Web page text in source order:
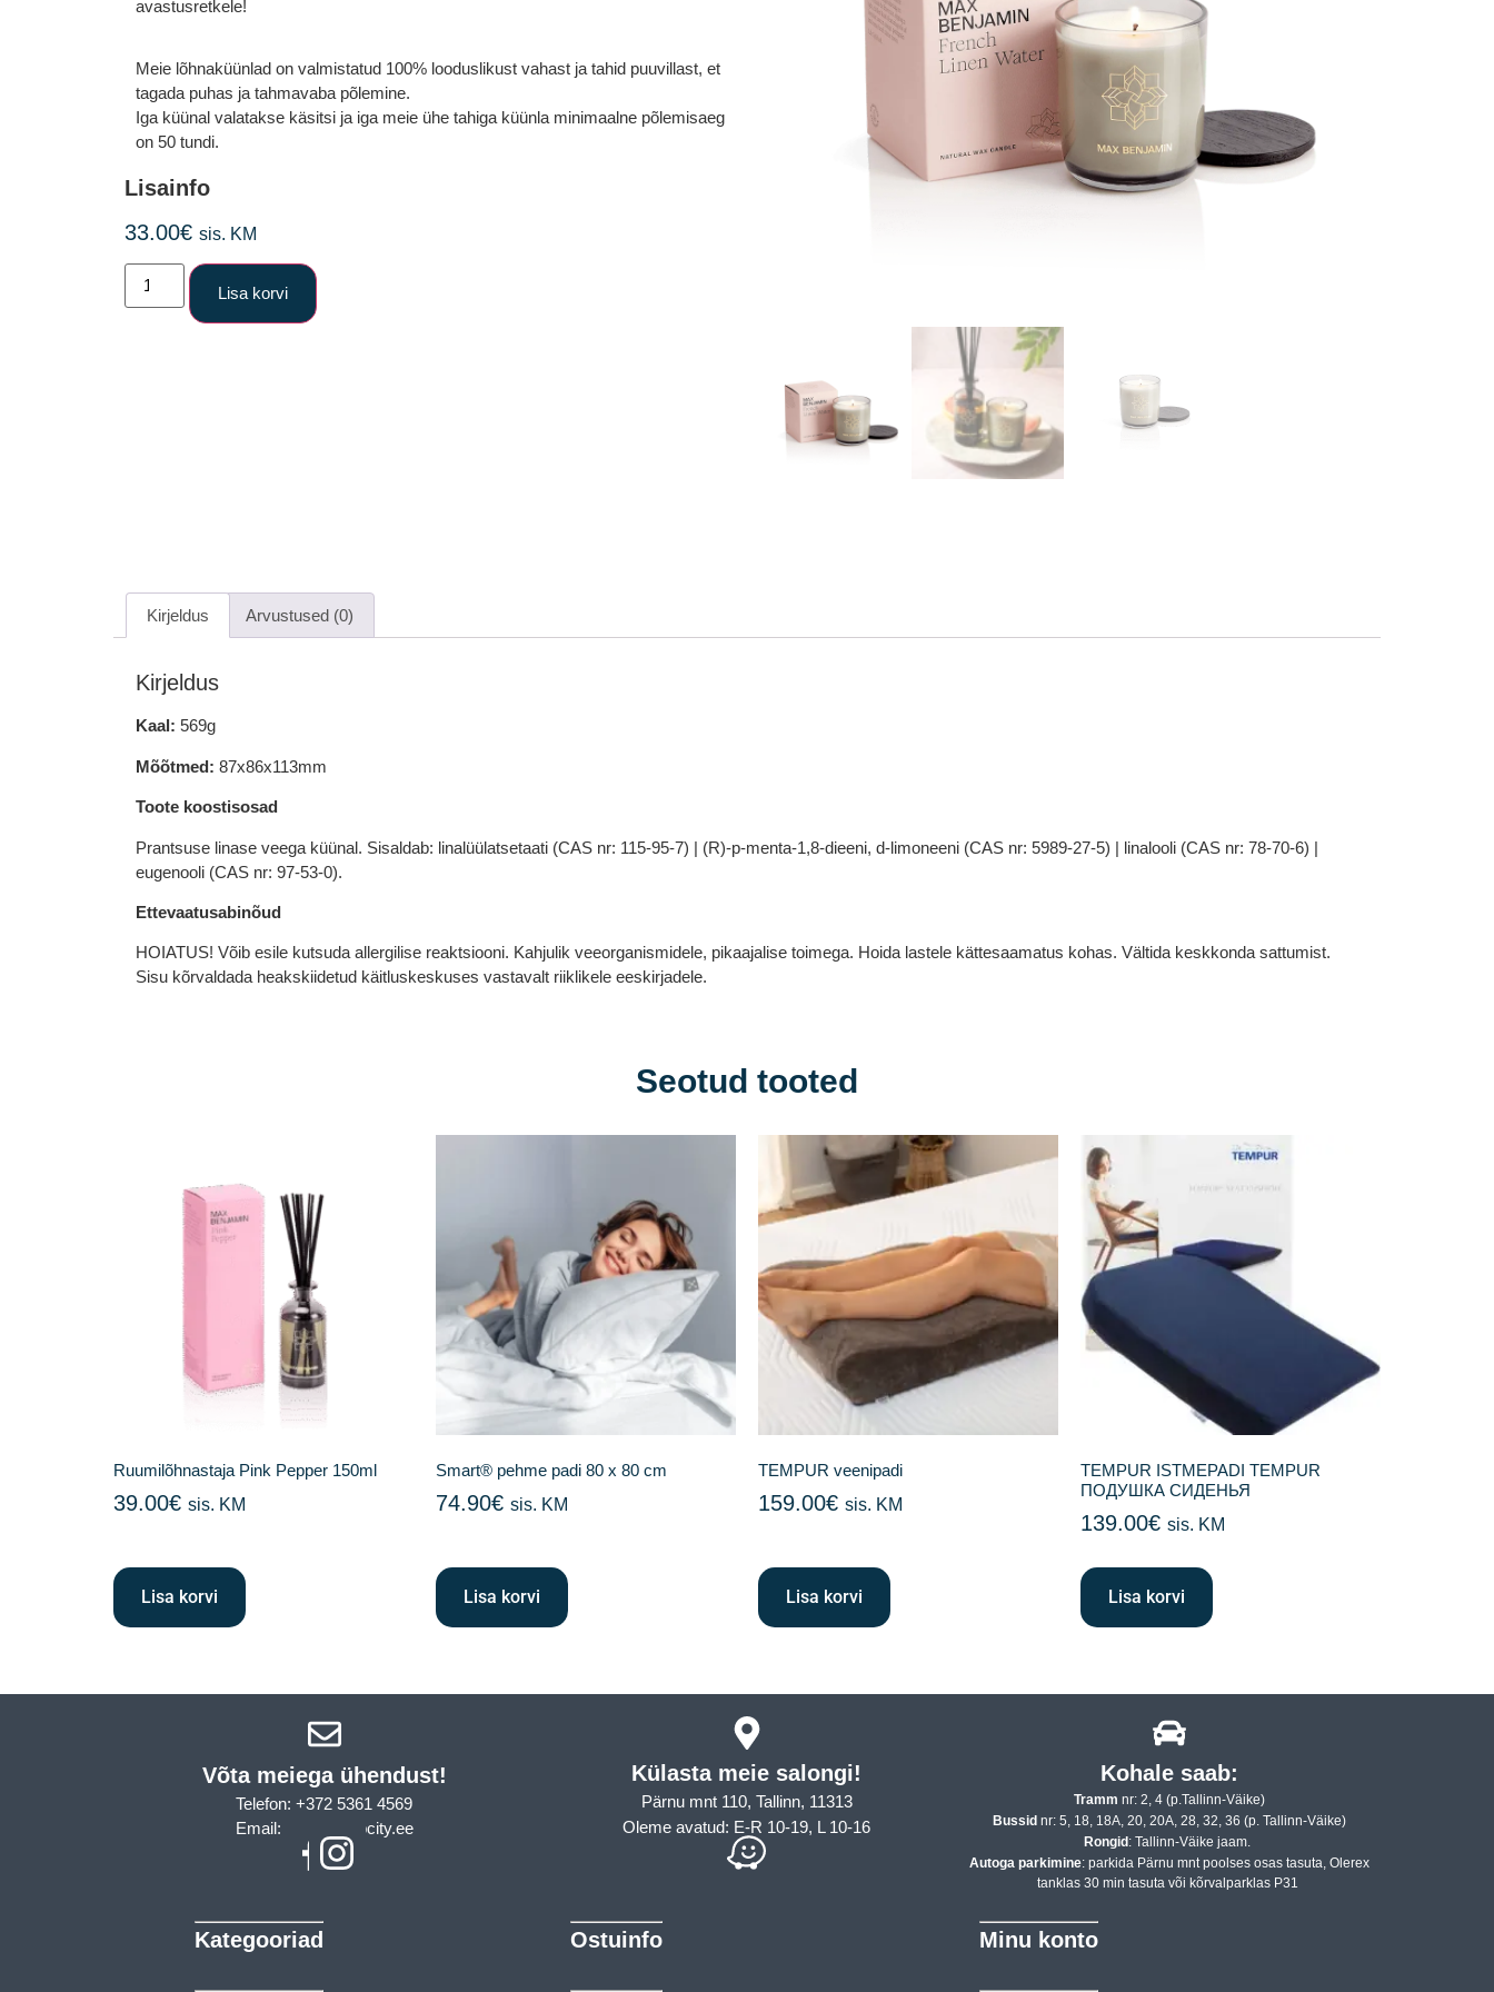
avastusretkele!
Meie lõhnaküünlad on valmistatud 100% looduslikust vahast ja tahid puuvillast, et
tagada puhas ja tahmavaba põlemine.
Iga küünal valatakse käsitsi ja iga meie ühe tahiga küünla minimaalne põlemisaeg
on 50 tundi.
Lisainfo
33.00€ sis. KM
Lisa korvi
Kirjeldus Arvustused (0)
Kirjeldus
Kaal: 569g
Mõõtmed: 87x86x113mm
Toote koostisosad
Prantsuse linase veega küünal. Sisaldab: linalüülatsetaati (CAS nr: 115-95-7) | (R)-p-menta-1,8-dieeni, d-limoneeni (CAS nr: 5989-27-5) | linalooli (CAS nr: 78-70-6) |
eugenooli (CAS nr: 97-53-0).
Ettevaatusabinõud
HOIATUS! Võib esile kutsuda allergilise reaktsiooni. Kahjulik veeorganismidele, pikaajalise toimega. Hoida lastele kättesaamatus kohas. Vältida keskkonda sattumist.
Sisu kõrvaldada heakskiidetud käitluskeskuses vastavalt riiklikele eeskirjadele.
Seotud tooted
Ruumilõhnastaja Pink Pepper 150ml
39.00€ sis. KM
Lisa korvi
Smart® pehme padi 80 x 80 cm
74.90€ sis. KM
Lisa korvi
TEMPUR veenipadi
159.00€ sis. KM
Lisa korvi
TEMPUR ISTMEPADI TEMPUR
ПОДУШКА СИДЕНЬЯ
139.00€ sis. KM
Lisa korvi
Võta meiega ühendust!​
Telefon: +372 5361 4569
Email: info@sleepcity.ee
Külasta meie salongi!
Pärnu mnt 110, Tallinn, 11313
Oleme avatud: E-R 10-19, L 10-16
Kohale saab:
Tramm nr: 2, 4 (p.Tallinn-Väike)
Bussidnr: 5, 18, 18A, 20, 20A, 28, 32, 36 (p. Tallinn-Väike)
Rongid: Tallinn-Väike jaam.
Autoga parkimine: parkida Pärnu mnt poolses osas tasuta, Olerex
tanklas 30 min tasuta või kõrvalparklas P31
Kategooriad Ostuinfo Minu konto